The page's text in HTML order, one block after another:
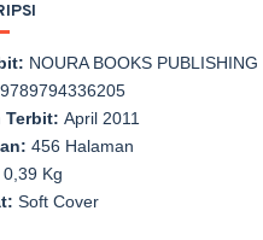
NOURA BOOKS PUBLISHING
9789794336205
Terbit: April 2011
456 Halaman
0,39 Kg
Soft Cover